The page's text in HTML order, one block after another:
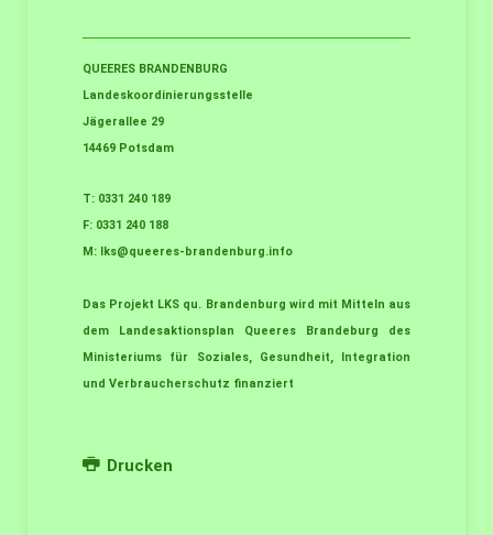
QUEERES BRANDENBURG
Landeskoordinierungsstelle
Jägerallee 29
14469 Potsdam
T: 0331 240 189
F: 0331 240 188
M:
lks@queeres-brandenburg.info
Das Projekt LKS qu. Brandenburg wird mit Mitteln aus
dem Landesaktionsplan Queeres Brandeburg des
Ministeriums für Soziales, Gesundheit, Integration
und Verbraucherschutz finanziert
Drucken